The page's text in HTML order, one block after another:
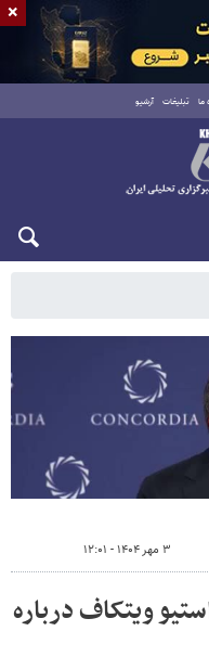
ما تبلیغات آرشیو
۳ مهر ۱۴۰۴ - ۱۲:۰۱
ویتکاف درباره
×